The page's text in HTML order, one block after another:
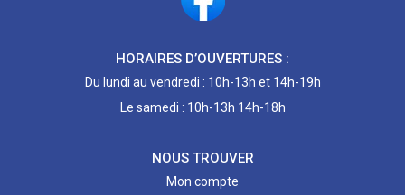
HORAIRES D’OUVERTURES :
Du lundi au vendredi : 10h-13h et 14h-19h
Le samedi : 10h-13h 14h-18h
NOUS TROUVER
Mon compte